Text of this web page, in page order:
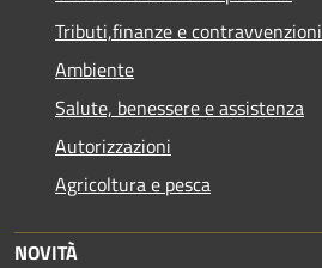
Tributi,finanze e contravvenzioni
Ambiente
Salute, benessere e assistenza
Autorizzazioni
Agricoltura e pesca
NOVITÀ